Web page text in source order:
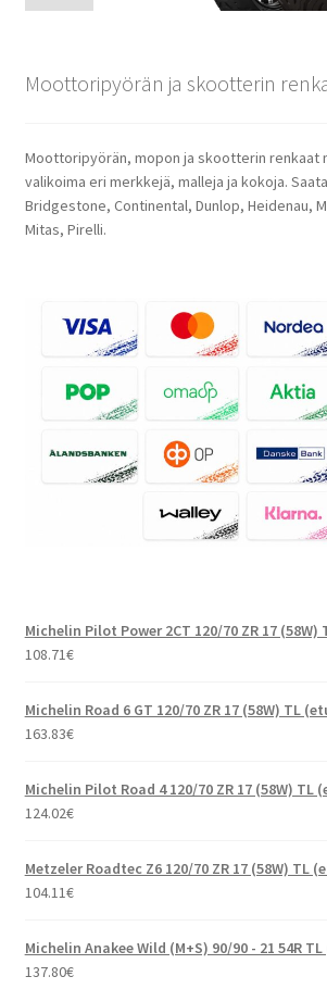
Moottoripyörän ja skootterin
Moottoripyörän, mopon ja skootterin renkaat
valikoima eri merkkejä, malleja ja kokoja.
Bridgestone, Continental, Dunlop, Heidenau,
Mitas, Pirelli.
Michelin Pilot Power 2CT 120/70 ZR 17 (58W)
108.71€
Michelin Road 6 GT 120/70 ZR 17 (58W) TL
163.83€
Michelin Pilot Road 4 120/70 ZR 17 (58W) TL
124.02€
Metzeler Roadtec Z6 120/70 ZR 17 (58W) TL
104.11€
Michelin Anakee Wild (M+S) 90/90 - 21 54R
137.80€